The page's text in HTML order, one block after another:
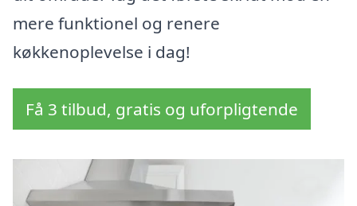
mere funktionel og renere
køkkenoplevelse i dag!
Få 3 tilbud, gratis og uforpligtende